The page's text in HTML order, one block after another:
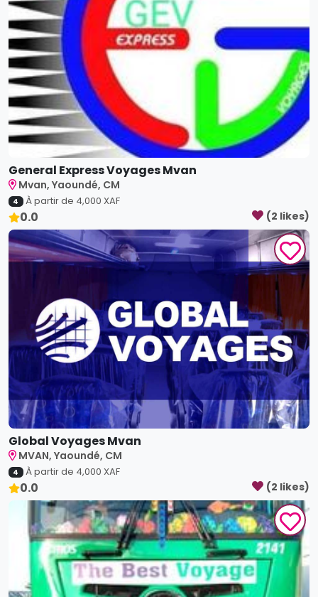
General Express Voyages Mvan
Mvan, Yaoundé, CM
4 À partir de 4,000 XAF
0.0 (2 likes)
Global Voyages Mvan
MVAN, Yaoundé, CM
4 À partir de 4,000 XAF
0.0 (2 likes)